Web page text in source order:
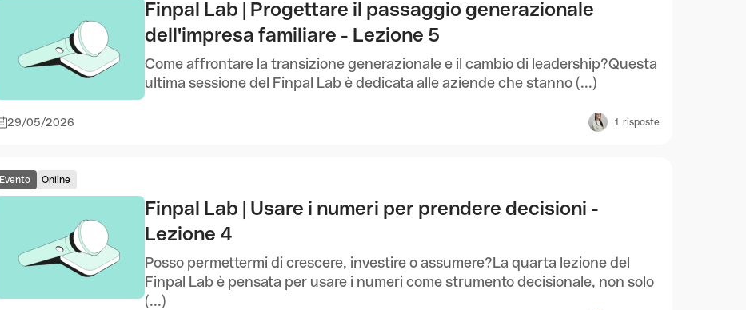
Finpal Lab | Progettare il passaggio generazionale
dell'impresa familiare - Lezione 5
Come affrontare la transizione generazionale e il cambio di leadership?Questa
ultima sessione del Finpal Lab è dedicata alle aziende che stanno (...)
29/05/2026 1 risposte
Evento Online
Finpal Lab | Usare i numeri per prendere decisioni -
Lezione 4
Posso permettermi di crescere, investire o assumere?La quarta lezione del
Finpal Lab è pensata per usare i numeri come strumento decisionale, non solo
(...)